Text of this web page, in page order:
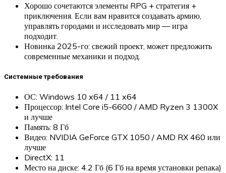
Хорошо сочетаются элементы RPG + стратегия +
приключения. Если вам нравится создавать армию,
управлять городами и исследовать мир — игра
подходит.
Новинка 2025-го: свежий проект, может предложить
современные механики и подход.
Системные требования
ОС: Windows 10 x64 / 11 x64
Процессор: Intel Core i5-6600 / AMD Ryzen 3 1300X
и лучше
Память: 8 Гб
Видео: NVIDIA GeForce GTX 1050 / AMD RX 460 или
лучше
DirectX: 11
Место на диске: 4.2 Гб (6 Гб на время установки репака)